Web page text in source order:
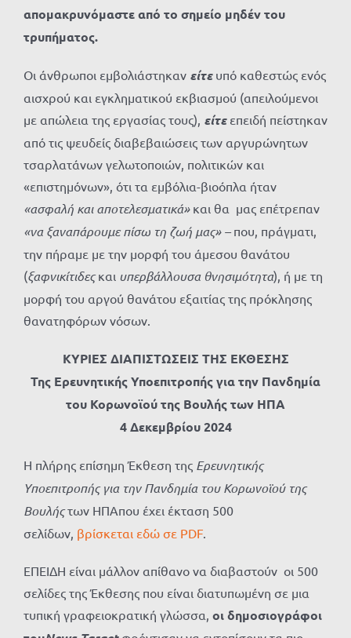
απομακρυνόμαστε από το σημείο μηδέν του
τρυπήματος.
Οι άνθρωποι εμβολιάστηκαν είτε υπό καθεστώς ενός
αισχρού και εγκληματικού εκβιασμού (απειλούμενοι
με απώλεια της εργασίας τους), είτεεπειδή πείστηκαν
από τις ψευδείς διαβεβαιώσεις των αργυρώνητων
τσαρλατάνων γελωτοποιών, πολιτικών και
«επιστημόνων», ότι τα εμβόλια-βιοόπλα ήταν
«ασφαλή και αποτελεσματικά» και θα μας επέτρεπαν
«να ξαναπάρουμε πίσω τη ζωή μας» – που, πράγματι,
την πήραμε με την μορφή του άμεσου θανάτου
(ξαφνικίτιδεςκαι υπερβάλλουσα θνησιμότητα), ή με τη
μορφή του αργού θανάτου εξαιτίας της πρόκλησης
θανατηφόρων νόσων.
ΚΥΡΙΕΣ ΔΙΑΠΙΣΤΩΣΕΙΣ ΤΗΣ ΕΚΘΕΣΗΣ
Της Eρευνητικής Υποεπιτροπής για την Πανδημία
του Κορωνοϊού της Βουλής των ΗΠΑ
4 Δεκεμβρίου 2024
Η πλήρης επίσημη Έκθεση της Ερευνητικής
Υποεπιτροπής για την Πανδημία του Κορωνοϊού της
Βουλήςτων ΗΠΑπου έχει έκταση 500
σελίδων, βρίσκεται εδώ σε PDF.
ΕΠΕΙΔΗ είναι μάλλον απίθανο να διαβαστούν οι 500
σελίδες της Έκθεσης που είναι διατυπωμένη σε μια
τυπική γραφειοκρατική γλώσσα, οι δημοσιογράφοι